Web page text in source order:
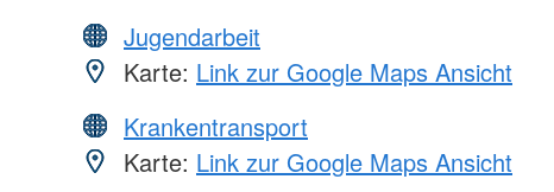
Jugendarbeit
Karte: Link zur Google Maps Ansicht
Krankentransport
Karte: Link zur Google Maps Ansicht